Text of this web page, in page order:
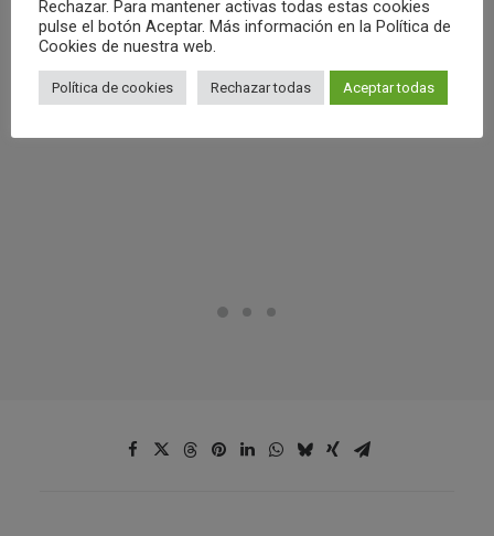
Rechazar. Para mantener activas todas estas cookies
pulse el botón Aceptar. Más información en la Política de
Cookies de nuestra web.
Política de cookies Rechazar todas Aceptar todas